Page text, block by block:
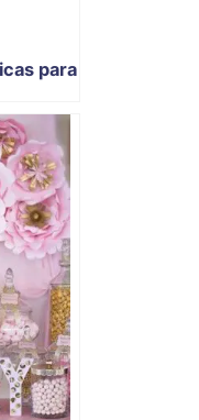
para